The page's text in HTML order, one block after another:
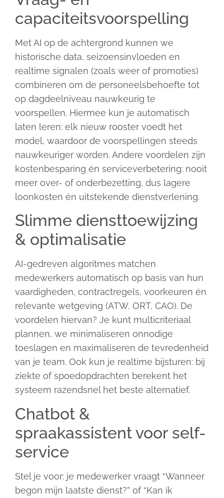
capaciteitsvoorspelling
Met AI op de achtergrond kunnen we
historische data, seizoensinvloeden en
realtime signalen (zoals weer of promoties)
combineren om de personeelsbehoefte tot
op dagdeelniveau nauwkeurig te
voorspellen. Hiermee kun je automatisch
laten leren: elk nieuw rooster voedt het
model, waardoor de voorspellingen steeds
nauwkeuriger worden. Andere voordelen zijn
kostenbesparing én serviceverbetering: nooit
meer over- of onderbezetting, dus lagere
loonkosten én uitstekende dienstverlening.
Slimme diensttoewijzing
& optimalisatie
AI-gedreven algoritmes matchen
medewerkers automatisch op basis van hun
vaardigheden, contractregels, voorkeuren én
relevante wetgeving (ATW, ORT, CAO). De
voordelen hiervan? Je kunt multicriteriaal
plannen, we minimaliseren onnodige
toeslagen en maximaliseren de tevredenheid
van je team. Ook kun je realtime bijsturen: bij
ziekte of spoedopdrachten berekent het
systeem razendsnel het beste alternatief.
Chatbot &
spraakassistent voor self-
service
Stel je voor: je medewerker vraagt “Wanneer
begon mijn laatste dienst?” of “Kan ik